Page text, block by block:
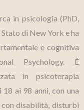
in psicologia (PhD,
di New York e ha
e cognitiva
Psychology. È
in psicoterapia
ai 98 anni, con una
disabilità, disturbi